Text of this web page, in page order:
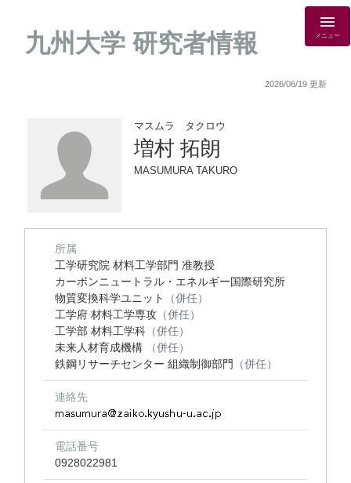
九州大学 研究者情報 メニュー
2026/06/19 更新
マスムラ タクロウ
増村 拓朗
MASUMURA TAKURO
所属
工学研究院 材料工学部門 准教授
カーボンニュートラル・エネルギー国際研究所
物質変換科学ユニット
（併任）
工学府 材料工学専攻 （併任）
工学部 材料工学科 （併任）
未来人材育成機構
（併任）
鉄鋼リサーチセンター 組織制御部門
（併任）
連絡先
電話番号
0928022981